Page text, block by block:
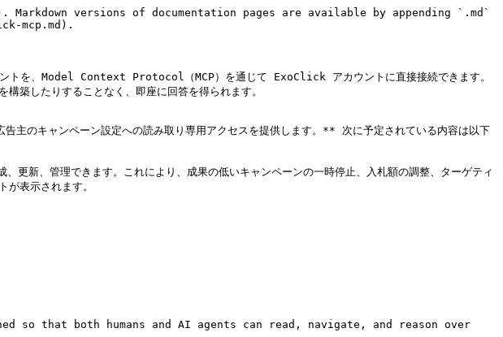
versions of documentation pages are available by appending `.md`
mcp.md).
を、Model Context Protocol（MCP）を通じて ExoClick アカウントに直接接続できます。
築したりすることなく、即座に回答を得られます。
キャンペーン設定への読み取り専用アクセスを提供します。** 次に予定されている内容は以下
新、管理できます。これにより、成果の低いキャンペーンの一時停止、入札額の調整、ターゲティ
表示されます。
so that both humans and AI agents can read, navigate, and reason over